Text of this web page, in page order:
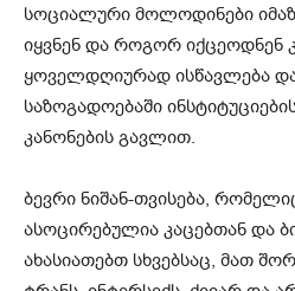
სოციალური მოლოდინები
იყვნენ და როგორ იქცეოდნენ
ყოველდღიურად ისწავლება
საზოგადოებაში
კანონების გავლით.
ბევრი ნიშან-თვისება,
ასოცირებულია კაცებთან და
ახასიათებთ სხვებსაც, მათ